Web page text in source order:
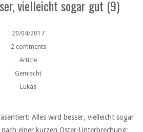
vielleicht sogar gut (9)
20/04/2017
2 comments
Article
Gemischt
Lukas
Alles wird besser, vielleicht sogar
einer kurzen Oster-Unterbrechung: